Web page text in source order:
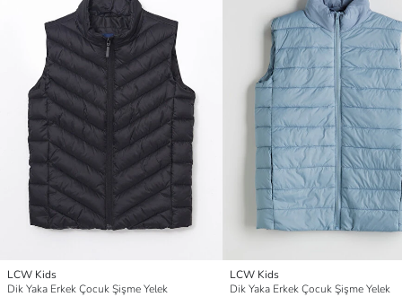
LCW Kids
Dik Yaka Erkek Çocuk Şişme Yelek
LCW Kids
Dik Yaka Erkek Çocuk Şişme Yelek